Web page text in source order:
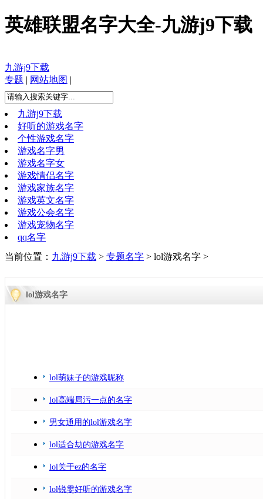
英雄联盟名字大全-九游j9下载
九游j9下载
专题 | 网站地图 |
九游j9下载
好听的游戏名字
个性游戏名字
游戏名字男
游戏名字女
游戏情侣名字
游戏家族名字
游戏英文名字
游戏公会名字
游戏宠物名字
qq名字
当前位置： 九游j9下载 > 专题名字 > lol游戏名字 >
lol游戏名字
lol萌妹子的游戏昵称
lol高端局污一点的名字
男女通用的lol游戏名字
lol适合劫的游戏名字
lol关于ez的名字
lol锐雯好听的游戏名字